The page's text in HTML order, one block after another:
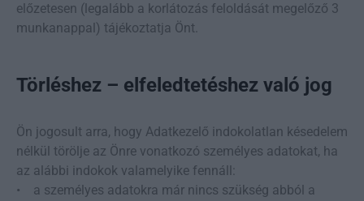
előzetesen (legalább a korlátozás feloldását megelőző 3
munkanappal) tájékoztatja Önt.
Törléshez – elfeledtetéshez való jog
Ön jogosult arra, hogy Adatkezelő indokolatlan késedelem
nélkül törölje az Önre vonatkozó személyes adatokat, ha
az alábbi indokok valamelyike fennáll:
• a személyes adatokra már nincs szükség abból a